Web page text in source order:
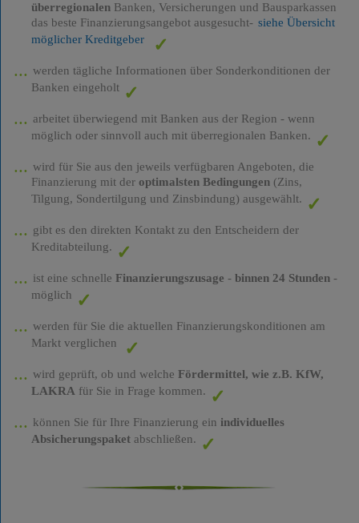
überregionalenBanken, Versicherungen und Bausparkassen
das beste Finanzierungsangebot ausgesucht- siehe Übersicht
möglicher Kreditgeber
werden tägliche Informationen über Sonderkonditionen der
Banken eingeholt
arbeitet überwiegend mit Banken aus der Region - wenn
möglich oder sinnvoll auch mit überregionalen Banken.
wird für Sie aus den jeweils verfügbaren Angeboten, die
Finanzierung mit der optimalsten Bedingungen(Zins,
Tilgung, Sondertilgung und Zinsbindung) ausgewählt.
gibt es den direkten Kontakt zu den Entscheidern der
Kreditabteilung.
ist eine schnelle Finanzierungszusage - binnen 24 Stunden-
möglich
werden für Sie die aktuellen Finanzierungskonditionen am
Markt verglichen
wird geprüft, ob und welche Fördermittel, wie z.B. KfW,
LAKRA für Sie in Frage kommen.
können Sie für Ihre Finanzierung ein individuelles
Absicherungspaketabschließen.